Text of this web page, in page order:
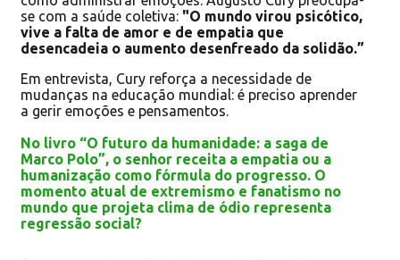
se com a saúde coletiva: "O mundo virou psicótico,
vive a falta de amor e de empatia que
desencadeia o aumento desenfreado da solidão.”
Em entrevista, Cury reforça a necessidade de
mudanças na educação mundial: é preciso aprender
a gerir emoções e pensamentos.
No livro “O futuro da humanidade: a saga de
Marco Polo”, o senhor receita a empatia ou a
humanização como fórmula do progresso. O
momento atual de extremismo e fanatismo no
mundo que projeta clima de ódio representa
regressão social?